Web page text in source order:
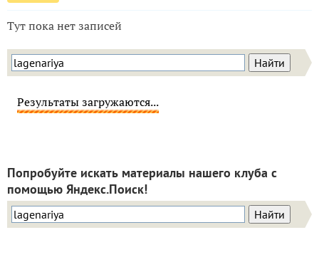
Тут пока нет записей
Результаты загружаются...
Попробуйте искать материалы нашего клуба с
помощью Яндекс.Поиск!